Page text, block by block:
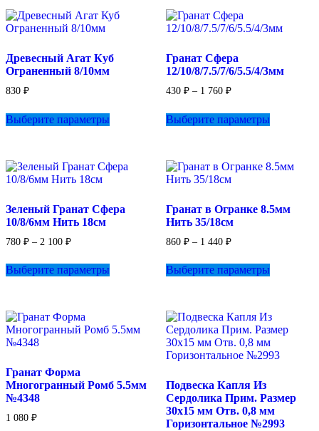
Древесный Агат Куб
Ограненный 8/10мм
830 ₽
Выберите параметры
Опции
на
Гранат Сфера
12/10/8/7.5/7/6/5.5/4/3мм
430 ₽ – 1 760 ₽Диапазон
430 ₽
–
Выберите параметрытовар
Опции
на
Зеленый Гранат Сфера
10/8/6мм Нить 18см
780 ₽ – 2 100 ₽Диапазон
780 ₽
–
Выберите параметры
можно
товара.
Гранат в Огранке 8.5мм
Нить 35/18см
860 ₽ – 1 440 ₽Диапазон
860 ₽
–
Выберите параметрытовар
Опции
можно
выбрать
на
Гранат Форма
Многогранный Ромб 5.5мм
№4348
1 080 ₽
Подвеска Капля Из
Сердолика Прим. Размер
30х15 мм Отв. 0,8 мм
Горизонтальное №2993